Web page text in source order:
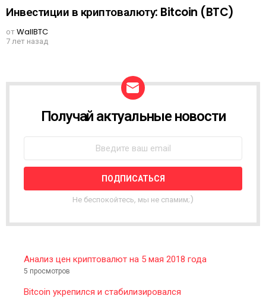
Инвестиции в криптовалюту: Bitcoin (BTC)
отWallBTC
7 лет назад
W
L
T
R
Получай актуальные новости
Не беспокойтесь, мы не спамим;)
Анализ цен криптовалют на 5 мая 2018 года
5 просмотров
Bitcoin укрепился и стабилизировался